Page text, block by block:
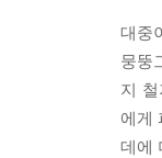
대중
뭉뚱
지
에게
데에